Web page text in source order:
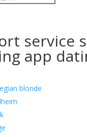
service
app
blonde